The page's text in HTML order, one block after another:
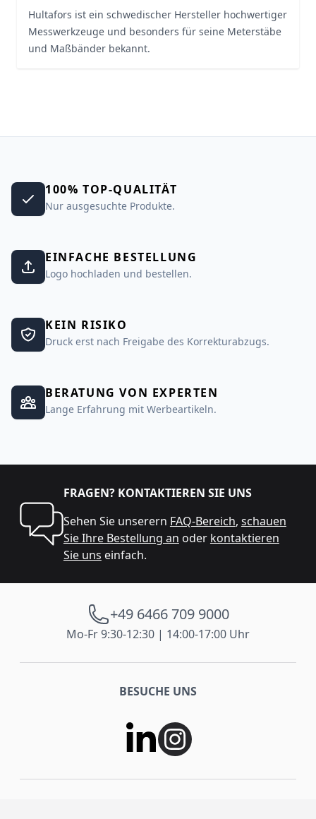
Hultafors ist ein schwedischer Hersteller hochwertiger
Messwerkzeuge und besonders für seine Meterstäbe
und Maßbänder bekannt.
100% TOP-QUALITÄT
Nur ausgesuchte Produkte.
EINFACHE BESTELLUNG
Logo hochladen und bestellen.
KEIN RISIKO
Druck erst nach Freigabe des Korrekturabzugs.
BERATUNG VON EXPERTEN
Lange Erfahrung mit Werbeartikeln.
FRAGEN? KONTAKTIEREN SIE UNS
Sehen Sie unserern FAQ-Bereich, schauen
Sie Ihre Bestellung an oder kontaktieren
Sie uns einfach.
+49 6466 709 9000
Mo-Fr 9:30-12:30 | 14:00-17:00 Uhr
BESUCHE UNS